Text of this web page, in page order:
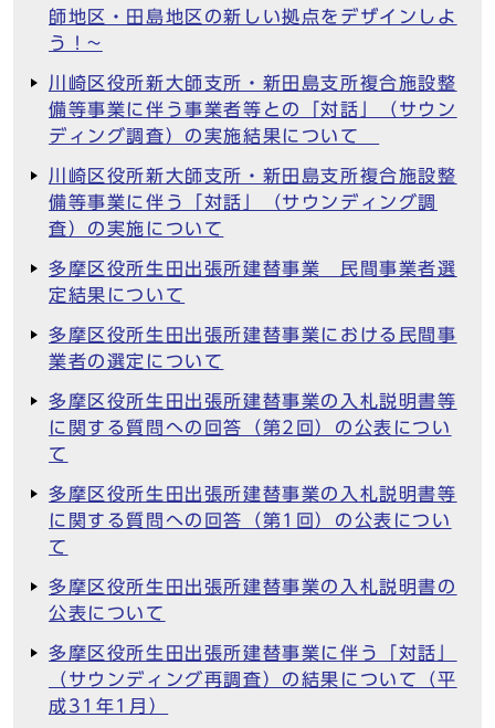
師地区・田島地区の新しい拠点をデザインしよ
う！~
川崎区役所新大師支所・新田島支所複合施設整
備等事業に伴う事業者等との「対話」（サウン
ディング調査）の実施結果について
川崎区役所新大師支所・新田島支所複合施設整
備等事業に伴う「対話」（サウンディング調
査）の実施について
多摩区役所生田出張所建替事業 民間事業者選
定結果について
多摩区役所生田出張所建替事業における民間事
業者の選定について
多摩区役所生田出張所建替事業の入札説明書等
に関する質問への回答（第2回）の公表につい
て
多摩区役所生田出張所建替事業の入札説明書等
に関する質問への回答（第1回）の公表につい
て
多摩区役所生田出張所建替事業の入札説明書の
公表について
多摩区役所生田出張所建替事業に伴う「対話」
（サウンディング再調査）の結果について（平
成31年1月）